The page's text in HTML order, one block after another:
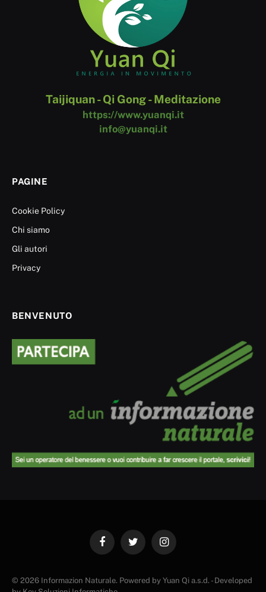
Taijiquan - Qi Gong - Meditazione
https://www.yuanqi.it
info@yuanqi.it
PAGINE
Cookie Policy
Chi siamo
Gli autori
Privacy
BENVENUTO
FacebookTwitter Instagram
© 2026 Informazion Naturale. Powered by Yuan Qi a.s.d. - Developed